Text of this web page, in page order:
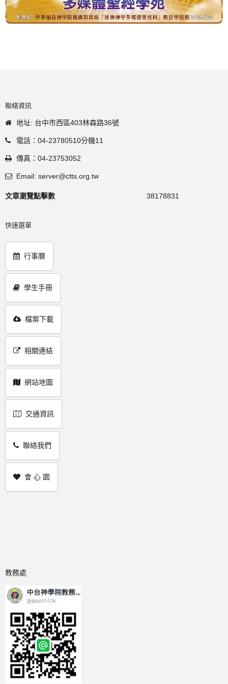
聯絡資訊
地址: 台中市西區403林森路36號
電話：04-23780510分機11
傳真：04-23753052
Email: server@ctts.org.tw
文章瀏覽點擊數 38178831
快速選單
行事曆
學生手冊
檔案下載
相關連結
網站地圖
交通資訊
聯絡我們
會 心 園
教務處